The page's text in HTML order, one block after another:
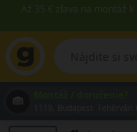
Až 35 € zľava na montáž